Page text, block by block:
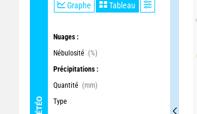
MÉTÉO
Graphe Tableau
Nuages :
Nébulosité (%)
Précipitations :
Quantité (mm)
Type